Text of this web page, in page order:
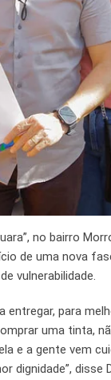
no bairro
de uma nova
vulnerabilidade.
para
uma tinta,
e a gente vem
dignidade”,